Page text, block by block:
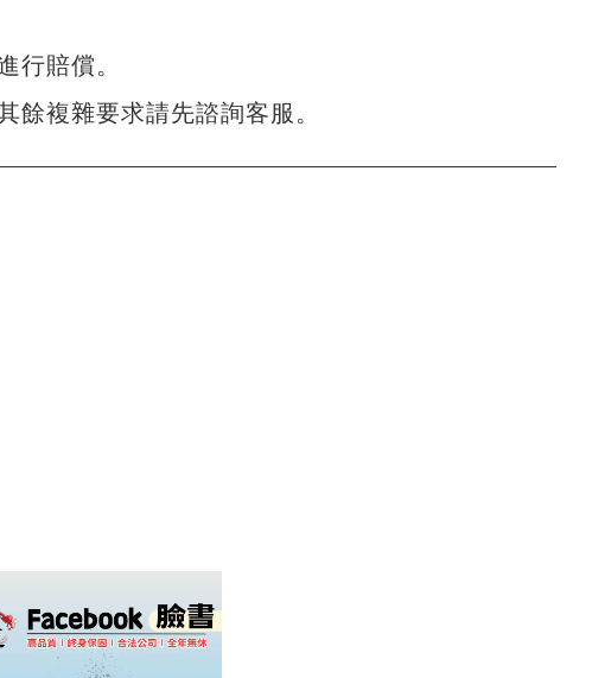
賠償。
複雜要求請先諮詢客服。